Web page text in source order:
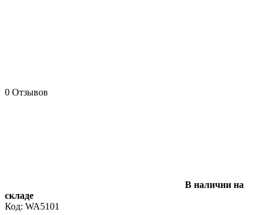
0 Отзывов
В наличии на
складе
Код: WA5101